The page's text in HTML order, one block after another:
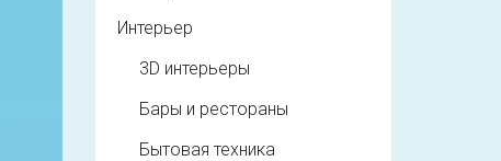
Интерьер
3D интерьеры
Бары и рестораны
Бытовая техника